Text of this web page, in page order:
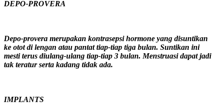
DEPO-PROVERA
Depo-provera merupakan kontrasepsi hormone yang disuntikan
ke otot di lengan atau pantat tiap-tiap tiga bulan. Suntikan ini
mesti terus diulang-ulang tiap-tiap 3 bulan. Menstruasi dapat jadi
tak teratur serta kadang tidak ada.
IMPLANTS